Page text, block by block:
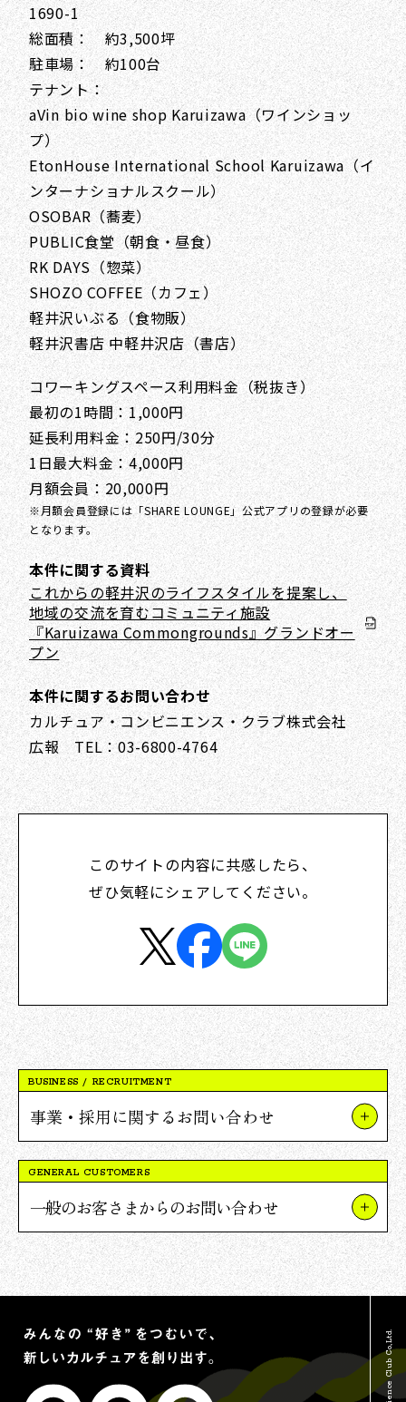
1690-1
総面積： 約3,500坪
駐車場： 約100台
テナント：
aVin bio wine shop Karuizawa（ワインショッ
プ）
EtonHouse International School Karuizawa（イ
ンターナショナルスクール）
OSOBAR（蕎麦）
PUBLIC食堂（朝食・昼食）
RK DAYS（惣菜）
SHOZO COFFEE（カフェ）
軽井沢いぶる（食物販）
軽井沢書店 中軽井沢店（書店）
コワーキングスペース利用料金（税抜き）
最初の1時間：1,000円
延長利用料金：250円/30分
1日最大料金：4,000円
月額会員：20,000円
※月額会員登録には「SHARE LOUNGE」公式アプリの登録が必要
となります。
本件に関する資料
これからの軽井沢のライフスタイルを提案し、
地域の交流を育むコミュニティ施設
『Karuizawa Commongrounds』グランドオー
プン
本件に関するお問い合わせ
カルチュア・コンビニエンス・クラブ株式会社
広報 TEL：03-6800-4764
このサイトの内容に共感したら、
ぜひ気軽にシェアしてください。
BUSINESS / RECRUITMENT
事業・採用に関するお問い合わせ
事業やプロジェクトについて
報道関連・ご取材等について
その他のお問い合わせ
GENERAL CUSTOMERS
一般のお客さまからのお問い合わせ
TSUTAYAについて
蔦屋書店について